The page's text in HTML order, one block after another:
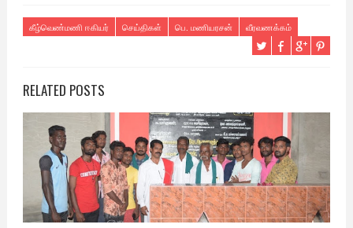
கீழ்வெண்மணி ஈகியர் செய்திகள் பெ. மணியரசன் வீரவணக்கம்
RELATED POSTS